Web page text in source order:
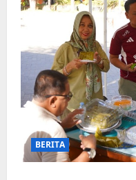
BERITA